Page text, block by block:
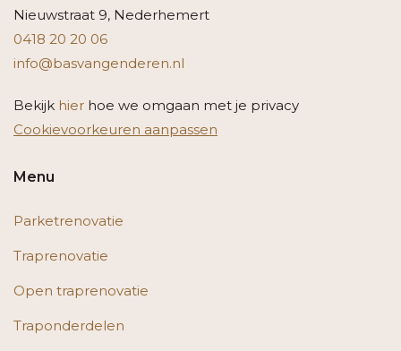
Nieuwstraat 9, Nederhemert
0418 20 20 06
info@basvangenderen.nl
Bekijk hier hoe we omgaan met je privacy
Cookievoorkeuren aanpassen
Menu
Parketrenovatie
Traprenovatie
Open traprenovatie
Traponderdelen